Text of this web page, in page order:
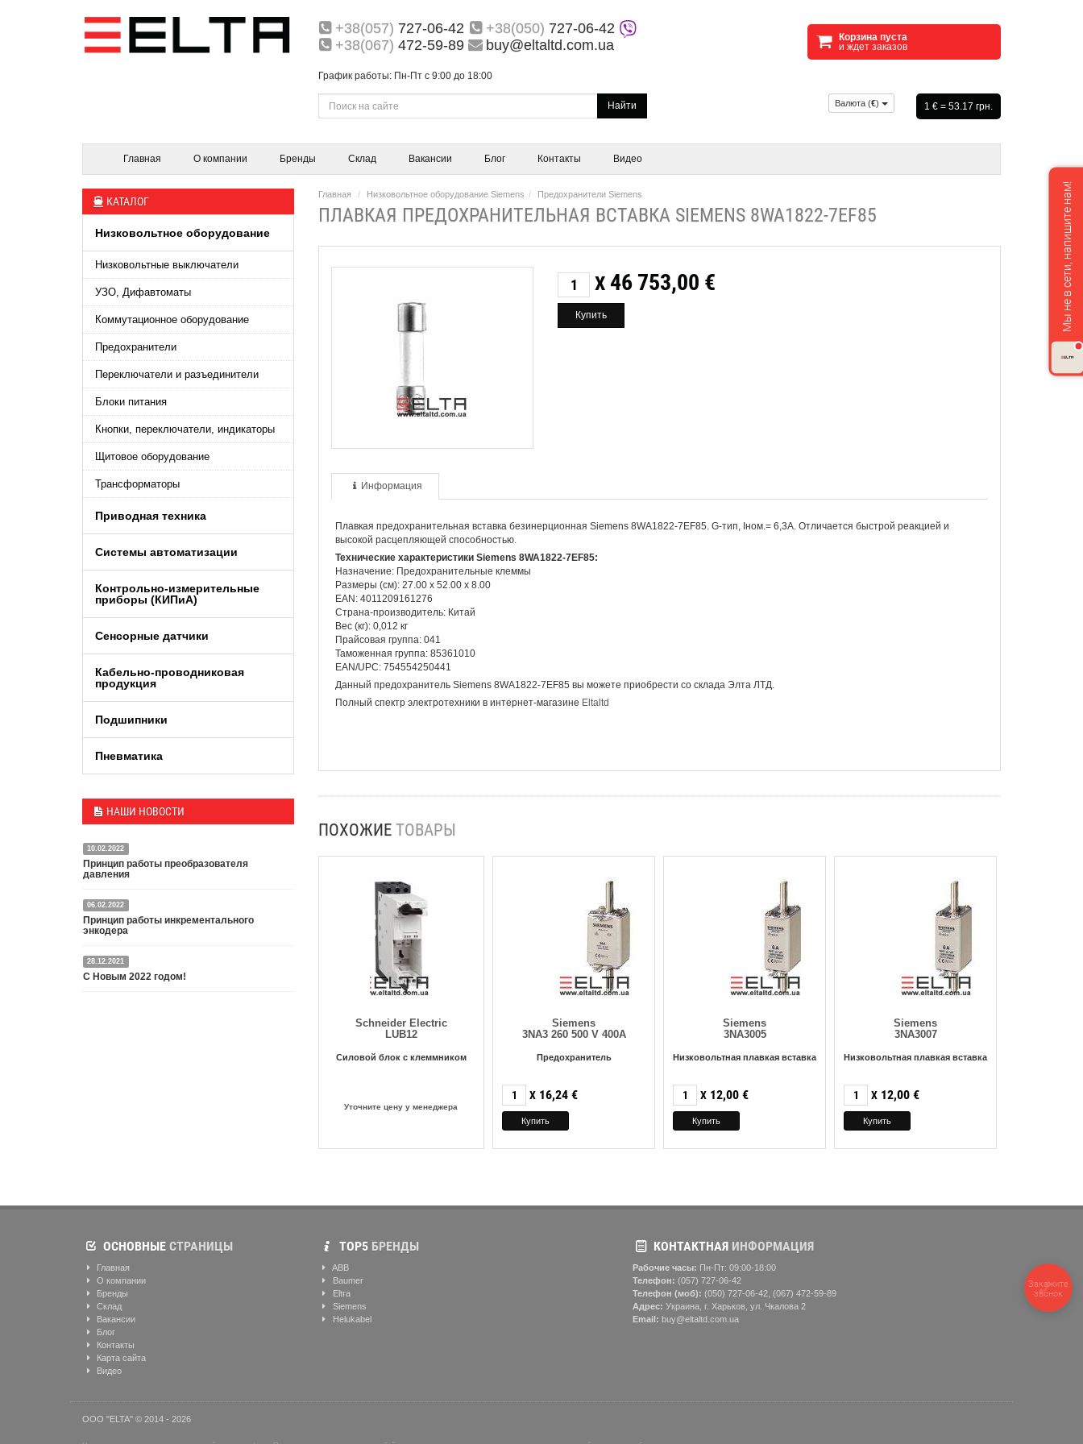
+38(057) 727-06-42 +38(050) 727-06-42
+38(067) 472-59-89 buy@eltaltd.com.ua
График работы: Пн-Пт с 9:00 до 18:00
Корзина пуста
и ждет заказов
Найти Валюта (€) 1 € = 53.17 грн.
Главная О компании Бренды Склад Вакансии Блог Контакты Видео
КАТАЛОГ
Низковольтное оборудование
Низковольтные выключатели
УЗО, Дифавтоматы
Коммутационное оборудование
Предохранители
Переключатели и разъединители
Блоки питания
Кнопки, переключатели, индикаторы
Щитовое оборудование
Трансформаторы
Приводная техника
Системы автоматизации
Контрольно-измерительные
приборы (КИПиA)
Сенсорные датчики
Кабельно-проводниковая
продукция
Подшипники
Пневматика
НАШИ НОВОСТИ
10.02.2022
Принцип работы преобразователя
давления
Датчик или преобразователь давления — это
специальное устройство, преобразующее
давление среды в пропорциональный
Подробнее
06.02.2022
Принцип работы инкрементального
энкодера
Энкодер представляет собой специальный датчик,
преобразующий угловое перемещение в
28.12.2021
С Новым 2022 годом!
Главная Низковольтное оборудование Siemens Предохранители Siemens
ПЛАВКАЯ ПРЕДОХРАНИТЕЛЬНАЯ ВСТАВКА SIEMENS 8WA1822-7EF85
X 46 753,00 €
Информация
Плавкая предохранительная вставка безинерционная Siemens 8WA1822-7EF85. G-тип, Iном.= 6,3A. Отличается быстрой реакцией и
высокой расцепляющей способностью.
Технические характеристики Siemens 8WA1822-7EF85:
Назначение: Предохранительные клеммы
Размеры (см): 27.00 x 52.00 x 8.00
EAN: 4011209161276
Страна-производитель: Китай
Вес (кг): 0,012 кг
Прайсовая группа: 041
Таможенная группа: 85361010
EAN/UPC: 754554250441
Данный предохранитель Siemens 8WA1822-7EF85 вы можете приобрести со склада Элта ЛТД.
Полный спектр электротехники в интернет-магазине Eltaltd
ПОХОЖИЕ ТОВАРЫ
Schneider Electric
LUB12
Силовой блок с клеммником
Уточните цену у менеджера
Siemens
3NA3 260 500 V 400A
Предохранитель
X 16,24 €
Siemens
3NA3005
Низковольтная плавкая вставка
X 12,00 €
Siemens
3NA3007
Низковольтная плавкая вставка
X 12,00 €
ОСНОВНЫЕ СТРАНИЦЫ
Главная
О компании
Бренды
Склад
Вакансии
Блог
Контакты
Карта сайта
Видео
ТОР5БРЕНДЫ
ABB
Baumer
Eltra
Siemens
Helukabel
КОНТАКТНАЯИНФОРМАЦИЯ
Рабочие часы: Пн-Пт: 09:00-18:00
Телефон: (057) ‎727-06-42
Телефон (моб): (050) 727-06-42, (067) 472-59-89
Адрес: Украина, г. Харьков, ул. Чкалова 2
Email: buy@eltaltd.com.ua
ООО "ELTA" © 2014 - 2026
Закажите
звонок
Мы не в сети, напишите нам!